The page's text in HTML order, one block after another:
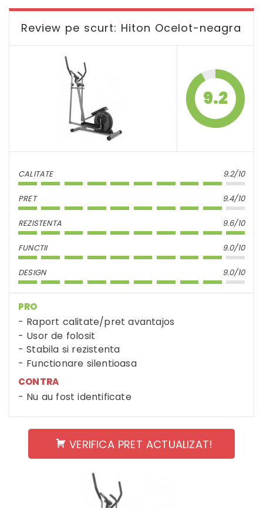
Review pe scurt: Hiton Ocelot-neagra
9.2
CALITATE 9.2/10
PRET 9.4/10
REZISTENTA 9.6/10
FUNCTII 9.0/10
DESIGN 9.0/10
PRO
Raport calitate/pret avantajos
Usor de folosit
Stabila si rezistenta
Functionare silentioasa
CONTRA
Nu au fost identificate
VERIFICA PRET ACTUALIZAT!